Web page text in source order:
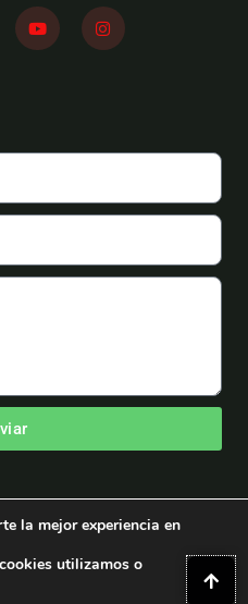
Y
o
u
I
n
s
de Aeromodelismo
de Aeromodelismo.
la mejor experiencia en
utilizamos o